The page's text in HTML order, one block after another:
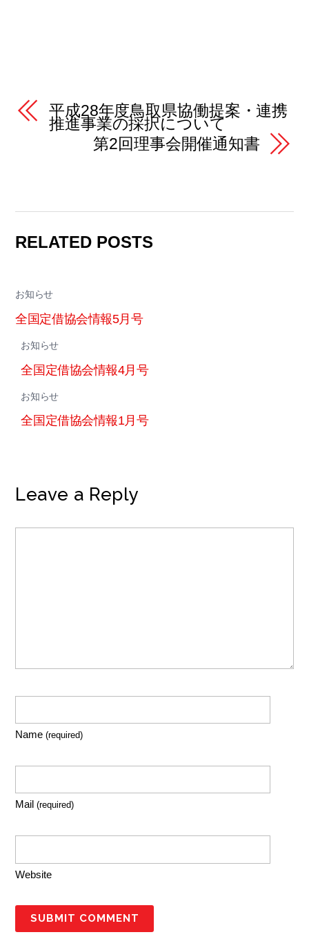
平成28年度鳥取県協働提案・連携
推進事業の採択について
第2回理事会開催通知書
RELATED POSTS
お知らせ
全国定借協会情報5月号
お知らせ
全国定借協会情報4月号
お知らせ
全国定借協会情報1月号
Leave a Reply
Name(required)
Mail(required)
Website